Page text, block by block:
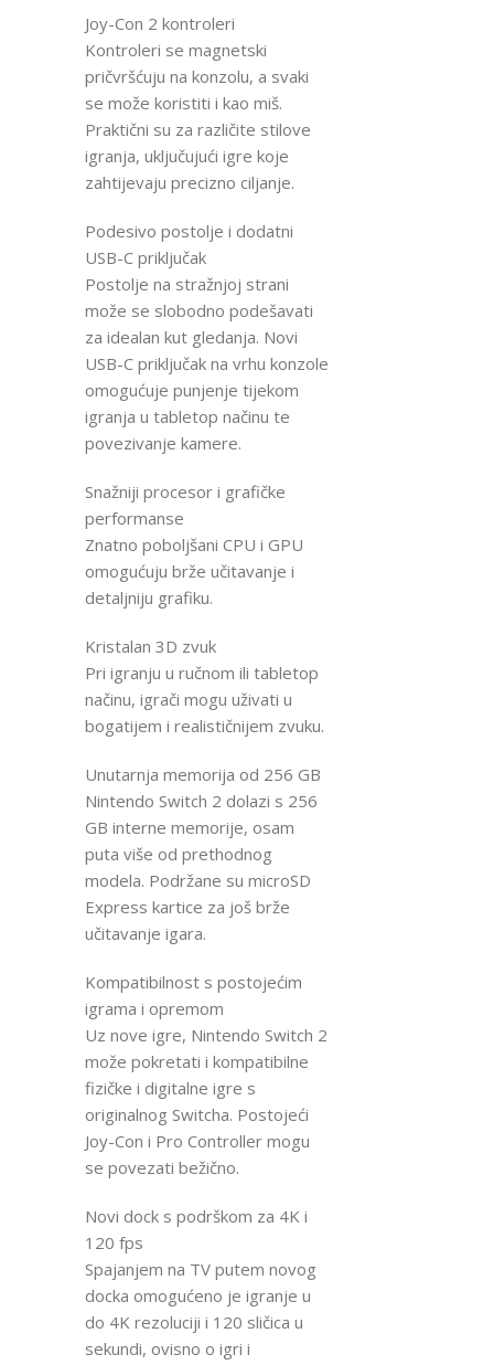
Joy-Con 2 kontroleri
Kontroleri se magnetski
pričvršćuju na konzolu, a svaki
se može koristiti i kao miš.
Praktični su za različite stilove
igranja, uključujući igre koje
zahtijevaju precizno ciljanje.
Podesivo postolje i dodatni
USB-C priključak
Postolje na stražnjoj strani
može se slobodno podešavati
za idealan kut gledanja. Novi
USB-C priključak na vrhu konzole
omogućuje punjenje tijekom
igranja u tabletop načinu te
povezivanje kamere.
Snažniji procesor i grafičke
performanse
Znatno poboljšani CPU i GPU
omogućuju brže učitavanje i
detaljniju grafiku.
Kristalan 3D zvuk
Pri igranju u ručnom ili tabletop
načinu, igrači mogu uživati u
bogatijem i realističnijem zvuku.
Unutarnja memorija od 256 GB
Nintendo Switch 2 dolazi s 256
GB interne memorije, osam
puta više od prethodnog
modela. Podržane su microSD
Express kartice za još brže
učitavanje igara.
Kompatibilnost s postojećim
igrama i opremom
Uz nove igre, Nintendo Switch 2
može pokretati i kompatibilne
fizičke i digitalne igre s
originalnog Switcha. Postojeći
Joy-Con i Pro Controller mogu
se povezati bežično.
Novi dock s podrškom za 4K i
120 fps
Spajanjem na TV putem novog
docka omogućeno je igranje u
do 4K rezoluciji i 120 sličica u
sekundi, ovisno o igri i